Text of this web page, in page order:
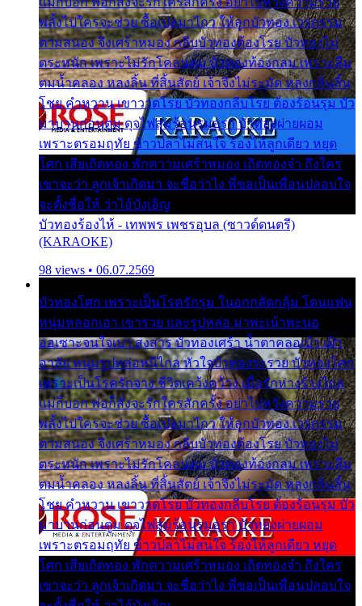
พลั้งไปใครจะช่วย ซื้อเปลมาไกว ให้ลูกบัวทอง เวรกรรม
ตามสนอง จึงเศร้าหมอง กลีบบัวทองต้องโรย บัวทองไม่
ตระหนัก เพราะไม่รักโคลนตม บัวทองท้องกลม เพราะลืม
ตมน้ำคลอง หลงลิ้น ที่สิ้นสัตย์ เจ้าจึงไม่ระมัด หลงกลิ่นลิ้น
โชย คำหวาน เขาวาดโรย บัวทองกลีบโรย ต้องร้อนรุม บัว
มาบานก่อนตูม ดุจไฟสุมร้อนรุมอุรา บัวทองผ่ายผอม
เพราะตรอมฤทัย ข้าวปลาไม่สนใจ ร้องไห้ลูกเดียว หยุด
โศก เสียเถิดทอง พักความเศร้าหมอง เถิดทองจ๋า ถึงใคร
เขาจะว่า ลูกเจ้าเกิดมา จะชื่อว่าไง พี่ขอเป็นเพื่อนปลอบใจ
จะตั้งชื่อให้ ว่าไอ้บังเอิญ
บัวทองร้องไห้ - เทพพร เพชรอุบล (ซาวด์ดนตรี)
(KARAOKE)
98 views • 06.07.2569
บัวทองโศก เพราะเป็นโรครักรุม ในอกกลัดกลุ้ม โดนแฟน
หนุ่มหลอกเอา เขารวย และรูปหล่อ มาพะเน้าพะนอ
ออเซาะจนใจเบา สงสาร บัวทองเศร้า น้ำตาคลอเบ้า เฝ้า
อาลัย หนุ่มรูปหล่อหนีไกล หัวใจบัวทองระรวย บัวทองโศก
เพราะเป็นโรครักจาง ชีวิตเคว้งคว้าง เมื่อรักห่างร้างไกล
แม่ก็บอก พ่อก็สั่งจะรักใครสักครั้ง อย่าไปหวังความรวย
พลั้งไปใครจะช่วย ซื้อเปลมาไกว ให้ลูกบัวทอง เวรกรรม
ตามสนอง จึงเศร้าหมอง กลีบบัวทองต้องโรย บัวทองไม่
ตระหนัก เพราะไม่รักโคลนตม บัวทองท้องกลม เพราะลืม
ตมน้ำคลอง หลงลิ้น ที่สิ้นสัตย์ เจ้าจึงไม่ระมัด หลงกลิ่นลิ้น
โชย คำหวาน เขาวาดโรย บัวทองกลีบโรย ต้องร้อนรุม บัว
มาบานก่อนตูม ดุจไฟสุมร้อนรุมอุรา บัวทองผ่ายผอม
เพราะตรอมฤทัย ข้าวปลาไม่สนใจ ร้องไห้ลูกเดียว หยุด
โศก เสียเถิดทอง พักความเศร้าหมอง เถิดทองจ๋า ถึงใคร
เขาจะว่า ลูกเจ้าเกิดมา จะชื่อว่าไง พี่ขอเป็นเพื่อนปลอบใจ